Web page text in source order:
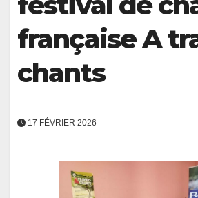
française A
chants
17 FÉVRIER 2026